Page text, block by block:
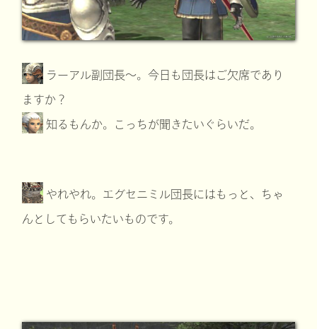
ラーアル副団長～。今日も団長はご欠席であり
ますか？
知るもんか。こっちが聞きたいぐらいだ。
やれやれ。エグセニミル団長にはもっと、ちゃ
んとしてもらいたいものです。